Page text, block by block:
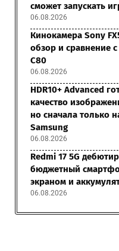
сможет запускать
06.08.2026
Кинокамера Sony
обзор и сравнение с
C80
06.08.2026
HDR10+ Advanced
качество
но сначала только
Samsung
06.08.2026
Redmi 17 5G
бюджетный
экраном и
06.08.2026